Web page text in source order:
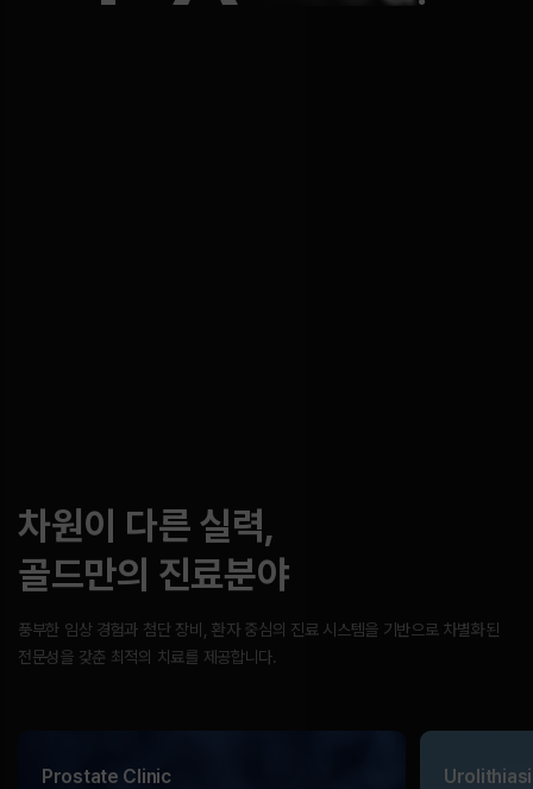
골드만 비뇨의학과는 정밀치료에 AI기술을
차원이 다른 실력,
골드만의 진료분야
풍부한 임상 경험과 첨단 장비, 환자 중심의 진료 시스템을 기반으로 차별화된
전문성을 갖춘 최적의 치료를 제공합니다.
Prostate Clinic